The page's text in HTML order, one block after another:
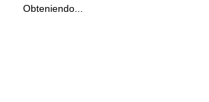
Obteniendo...